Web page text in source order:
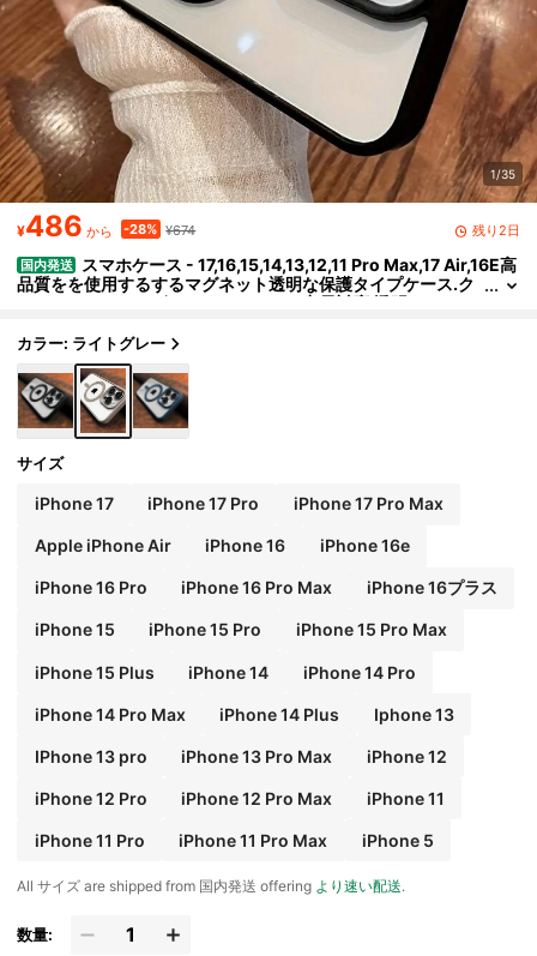
1/35
¥486 から -28% ¥674 残り2日
国内発送
スマホケース - 17,16,15,14,13,12,11 Pro Max,17 Air,16E高
品質をを使用するするマグネット透明な保護タイプケース.ク
リアなアクリルデザインでワイヤレス充電対応,透明なスマホ
カラー: ライトグレー
サイズ
iPhone 17 iPhone 17 Pro iPhone 17 Pro Max
Apple iPhone Air iPhone 16 iPhone 16e
iPhone 16 Pro iPhone 16 Pro Max iPhone 16プラス
iPhone 15 iPhone 15 Pro iPhone 15 Pro Max
iPhone 15 Plus iPhone 14 iPhone 14 Pro
iPhone 14 Pro Max iPhone 14 Plus Iphone 13
IPhone 13 pro iPhone 13 Pro Max iPhone 12
iPhone 12 Pro iPhone 12 Pro Max iPhone 11
iPhone 11 Pro iPhone 11 Pro Max iPhone 5
All サイズ are shipped from 国内発送 offering より速い配送.
数量: